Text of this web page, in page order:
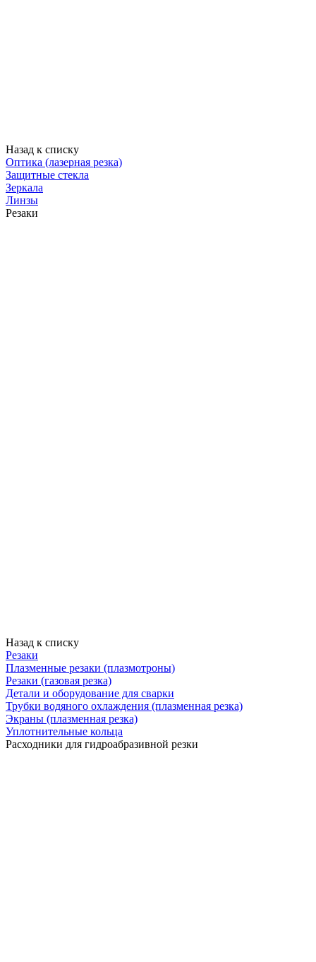
Назад к списку
Оптика (лазерная резка)
Защитные стекла
Зеркала
Линзы
Резаки
Назад к списку
Резаки
Плазменные резаки (плазмотроны)
Резаки (газовая резка)
Детали и оборудование для сварки
Трубки водяного охлаждения (плазменная резка)
Экраны (плазменная резка)
Уплотнительные кольца
Расходники для гидроабразивной резки